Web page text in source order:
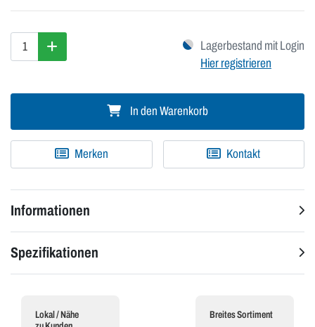
Lagerbestand mit Login
Hier registrieren
In den Warenkorb
Merken Kontakt
Informationen
Spezifikationen
Lokal / Nähe
Breites Sortiment